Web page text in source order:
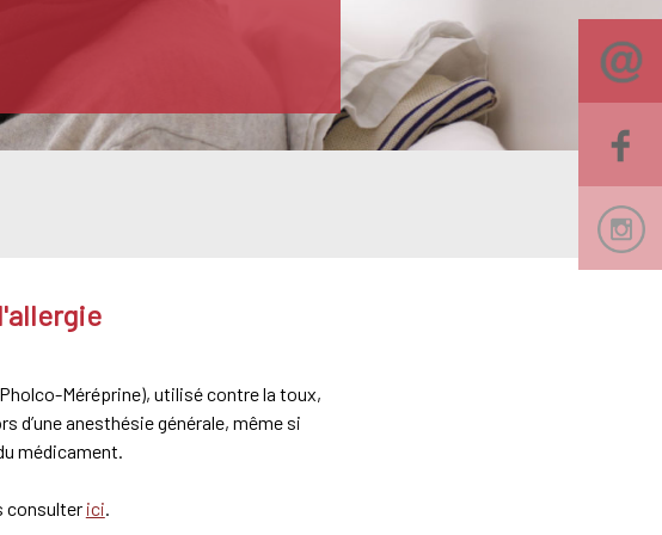
Méréprine), utilisé contre la toux,
d’une anesthésie générale, même si
médicament.
consulter ici.